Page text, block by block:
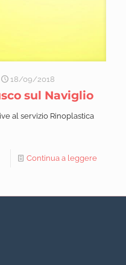
18/09/2018
sul Naviglio
al servizio Rinoplastica
Continua a leggere